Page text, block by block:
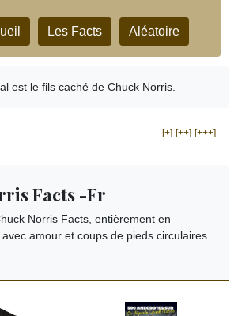
Les Facts Aléatoire
est le fils caché de Chuck Norris.
[+] [++] [+++]
Facts -Fr
Norris Facts, entièrement en
amour et coups de pieds circulaires